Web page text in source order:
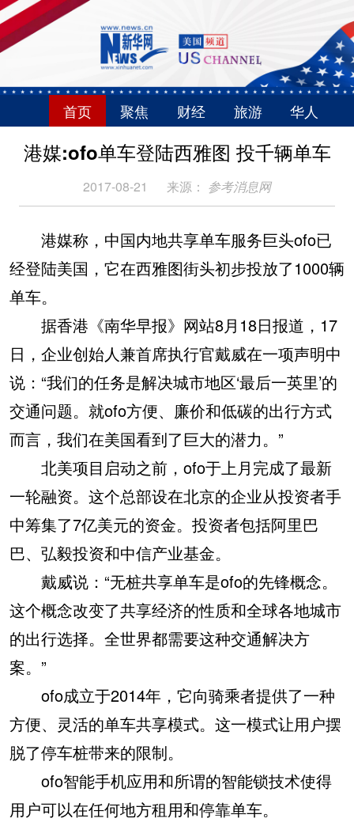
首页 聚焦 财经 旅游 华人
港媒:ofo单车登陆西雅图 投千辆单车
2017-08-21 来源： 参考消息网
港媒称，中国内地共享单车服务巨头ofo已
经登陆美国，它在西雅图街头初步投放了1000辆
单车。
据香港《南华早报》网站8月18日报道，17
日，企业创始人兼首席执行官戴威在一项声明中
说：“我们的任务是解决城市地区‘最后一英里’的
交通问题。就ofo方便、廉价和低碳的出行方式
而言，我们在美国看到了巨大的潜力。”
北美项目启动之前，ofo于上月完成了最新
一轮融资。这个总部设在北京的企业从投资者手
中筹集了7亿美元的资金。投资者包括阿里巴
巴、弘毅投资和中信产业基金。
戴威说：“无桩共享单车是ofo的先锋概念。
这个概念改变了共享经济的性质和全球各地城市
的出行选择。全世界都需要这种交通解决方
案。”
ofo成立于2014年，它向骑乘者提供了一种
方便、灵活的单车共享模式。这一模式让用户摆
脱了停车桩带来的限制。
ofo智能手机应用和所谓的智能锁技术使得
用户可以在任何地方租用和停靠单车。